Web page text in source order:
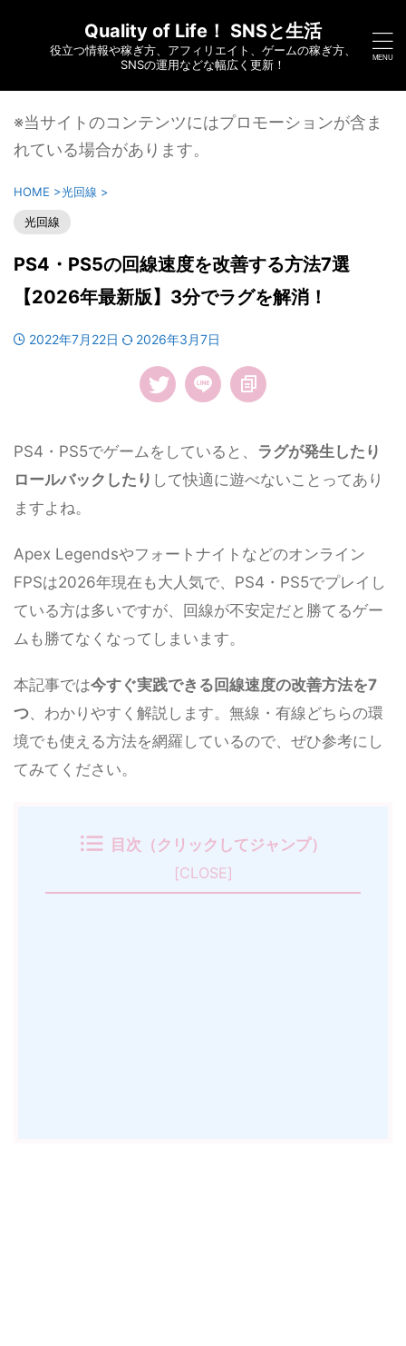
Quality of Life！ SNSと生活
役立つ情報や稼ぎ方、アフィリエイト、ゲームの稼ぎ方、
SNSの運用などな幅広く更新！
※当サイトのコンテンツにはプロモーションが含ま
れている場合があります。
HOME >光回線 >
光回線
PS4・PS5の回線速度を改善する方法7選
【2026年最新版】3分でラグを解消！
2022年7月22日 2026年3月7日
PS4・PS5でゲームをしていると、 ラグが発生したり
ロールバックしたり して快適に遊べないことってあり
ますよね。
Apex Legendsやフォートナイトなどのオンライン
FPSは2026年現在も大人気で、PS4・PS5でプレイし
ている方は多いですが、回線が不安定だと勝てるゲー
ムも勝てなくなってしまいます。
本記事では今すぐ実践できる回線速度の改善方法を7
つ、わかりやすく解説します。無線・有線どちらの環
境でも使える方法を網羅しているので、ぜひ参考にし
てみてください。
目次（クリックしてジャンプ）
[CLOSE]